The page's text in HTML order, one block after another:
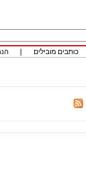
כותבים מובילים